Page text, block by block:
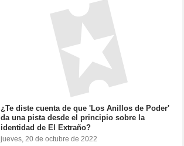
¿Te diste cuenta de que 'Los Anillos de Poder'
da una pista desde el principio sobre la
identidad de El Extraño?
jueves, 20 de octubre de 2022